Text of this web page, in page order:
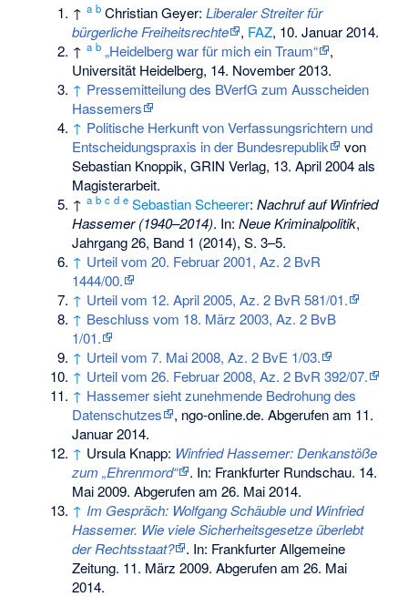
↑a b Christian Geyer:Liberaler Streiter für
bürgerliche Freiheitsrechte
, FAZ, 10. Januar 2014.
↑a b „Heidelberg war für mich ein Traum“
,
Universität Heidelberg, 14. November 2013.
↑ Pressemitteilung des BVerfG zum Ausscheiden
Hassemers
↑ Politische Herkunft von Verfassungsrichtern und
Entscheidungspraxis in der Bundesrepublik
von
Sebastian Knoppik, GRIN Verlag, 13. April 2004 als
Magisterarbeit.
↑a b c d e Sebastian Scheerer:Nachruf auf Winfried
Hassemer (1940–2014). In:Neue Kriminalpolitik,
Jahrgang 26, Band 1 (2014), S. 3–5.
↑ Urteil vom 20. Februar 2001, Az. 2 BvR
1444/00.
↑ Urteil vom 12. April 2005, Az. 2 BvR 581/01.
↑ Beschluss vom 18. März 2003, Az. 2 BvB
1/01.
↑ Urteil vom 7. Mai 2008, Az. 2 BvE 1/03.
↑ Urteil vom 26. Februar 2008, Az. 2 BvR 392/07.
↑ Hassemer sieht zunehmende Bedrohung des
Datenschutzes
, ngo-online.de. Abgerufen am 11.
Januar 2014.
↑ Ursula Knapp: Winfried Hassemer: Denkanstöße
zum „Ehrenmord“
. In: Frankfurter Rundschau. 14.
Mai 2009. Abgerufen am 26. Mai 2014.
↑ Im Gespräch: Wolfgang Schäuble und Winfried
Hassemer. Wie viele Sicherheitsgesetze überlebt
der Rechtsstaat?
. In: Frankfurter Allgemeine
Zeitung. 11. März 2009. Abgerufen am 26. Mai
2014.